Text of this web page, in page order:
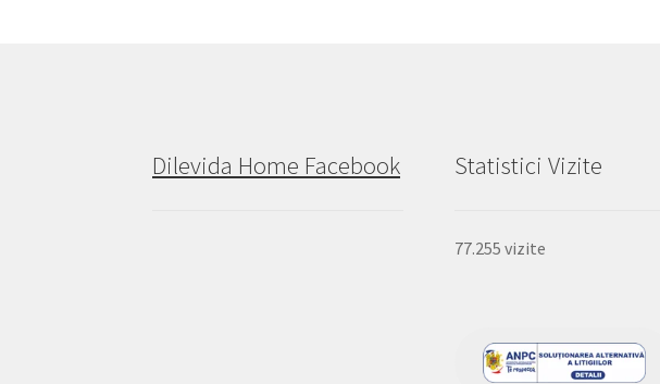
Dilevida Home Facebook Statistici Vizite
77.255 vizite